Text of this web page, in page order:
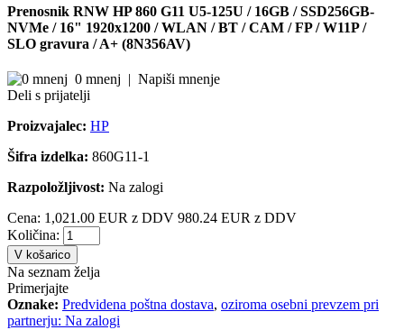
Prenosnik RNW HP 860 G11 U5-125U / 16GB / SSD256GB-
NVMe / 16" 1920x1200 / WLAN / BT / CAM / FP / W11P /
SLO gravura / A+ (8N356AV)
0 mnenj | Napiši mnenje
Deli s prijatelji
Proizvajalec: HP
Šifra izdelka: 860G11-1
Razpoložljivost: Na zalogi
Cena: 1,021.00 EUR z DDV 980.24 EUR z DDV
Količina:
V košarico
Na seznam želja
Primerjajte
Oznake: Predvidena poštna dostava, oziroma osebni prevzem pri
partnerju: Na zalogi